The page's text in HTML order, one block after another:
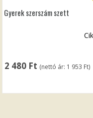
Gyerek szerszám szett
2 480 Ft (nettó ár: 1 953 Ft)